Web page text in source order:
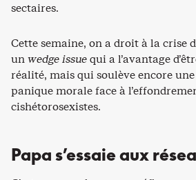
sectaires.
Cette semaine, on a droit à la crise
unwedge issuequi a l’avantage
réalité, mais qui soulève encore
panique morale face à
cishétorosexistes.
Papa s’essaie aux